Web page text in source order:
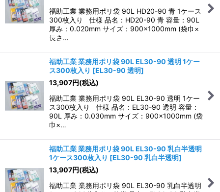
福助工業 業務用ポリ袋 90L HD20-90 青 1ケース
300枚入り 仕様 品名：HD20-90 青 容量：90L
厚み：0.020mm サイズ：900×1000mm (袋巾×
長さ…
福助工業 業務用ポリ袋 90L EL30-90 透明 1ケー
ス300枚入り [EL30-90 透明]
13,907円(税込)
福助工業 業務用ポリ袋 90L EL30-90 透明 1ケー
ス300枚入り 仕様 品名：EL30-90 透明 容量：
90L 厚み：0.030mm サイズ：900×1000mm (袋
巾×…
福助工業 業務用ポリ袋 90L EL30-90 乳白半透明
1ケース300枚入り [EL30-90 乳白半透明]
13,907円(税込)
福助工業 業務用ポリ袋 90L EL30-90 乳白半透明